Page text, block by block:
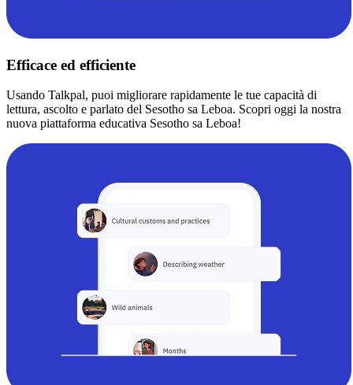
Efficace ed efficiente
Usando Talkpal, puoi migliorare rapidamente le tue capacità di
lettura, ascolto e parlato del Sesotho sa Leboa. Scopri oggi la nostra
nuova piattaforma educativa Sesotho sa Leboa!